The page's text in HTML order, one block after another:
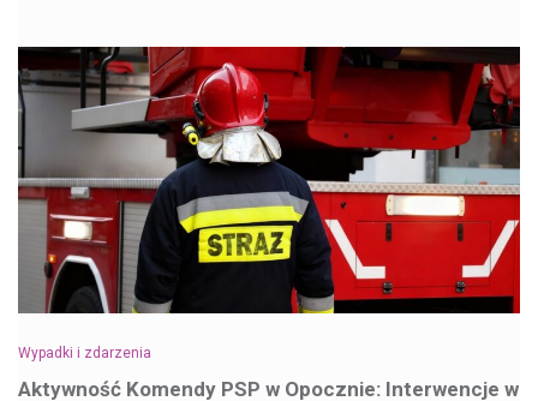
Wypadki i zdarzenia
Aktywność Komendy PSP w Opocznie: Interwencje w